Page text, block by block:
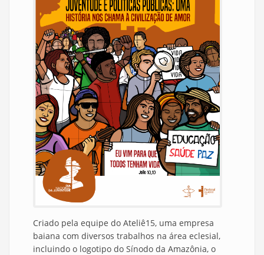
Criado pela equipe do Ateliê15, uma empresa
baiana com diversos trabalhos na área eclesial,
incluindo o logotipo do Sínodo da Amazônia, o